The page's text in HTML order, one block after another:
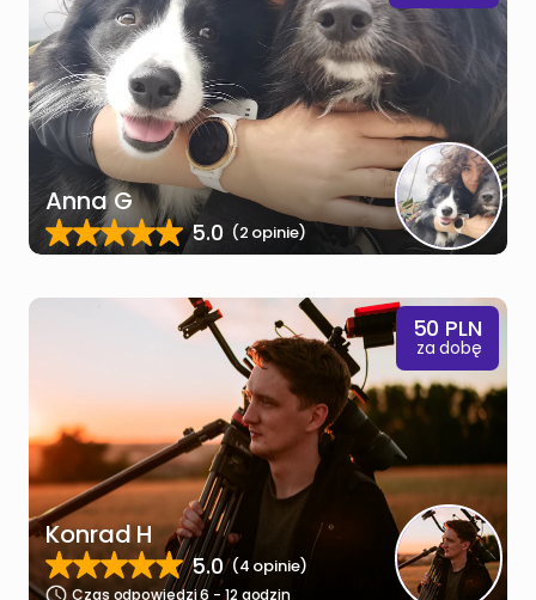
Anna G
5.0 (2 opinie)
50 PLN
za dobę
Konrad H
5.0 (4 opinie)
Czas odpowiedzi 6 - 12 godzin